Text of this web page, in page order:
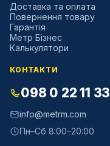
Доставка та оплата
Повернення товару
Гарантія
Метр Бізнес
Калькулятори
КОНТАКТИ
098 0 22 11 33
info@metrm.com
Пн–Сб 8:00–20:00